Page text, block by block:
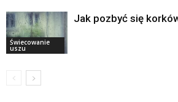
Świecowanie
uszu
Jak pozbyć się